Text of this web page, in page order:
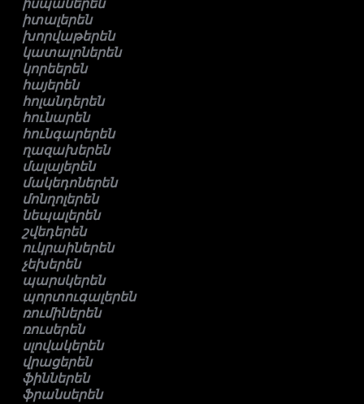
իսպաներեն
իտալերեն
խորվաթերեն
կատալոներեն
կորեերեն
հայերեն
հոլանդերեն
հունարեն
հունգարերեն
ղազախերեն
մալայերեն
մակեդոներեն
մոնղոլերեն
նեպալերեն
շվեդերեն
ուկրաիներեն
չեխերեն
պարսկերեն
պորտուգալերեն
ռումիներեն
ռուսերեն
սլովակերեն
վրացերեն
ֆիններեն
ֆրանսերեն